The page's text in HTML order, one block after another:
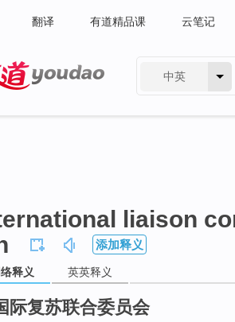
翻译 有道精品课 云笔记
中英
liaison
添加释义
释义 英英释义
际复苏联合委员会